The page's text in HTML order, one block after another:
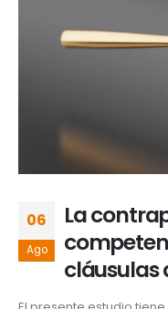
06
Ago
La
cláusulas